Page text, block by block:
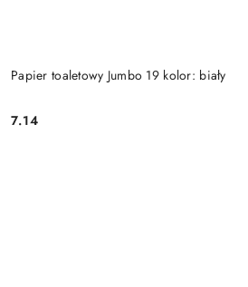
Papier toaletowy Jumbo 19 kolor: biały
Cena:
7.14